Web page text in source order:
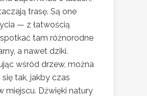
trasę. Są one
— z łatwością
tam różnorodne
a nawet dziki.
wśród drzew, można
tak, jakby czas
miejscu. Dźwięki natury